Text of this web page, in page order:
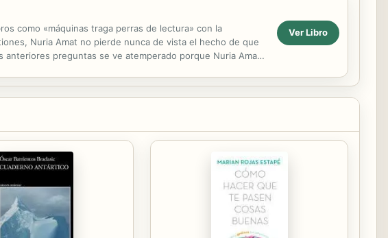
como «máquinas traga perras de lectura» con la
Nuria Amat no pierde nunca de vista el hecho de que
preguntas se ve atemperado porque Nuria Amat
Ver Libro